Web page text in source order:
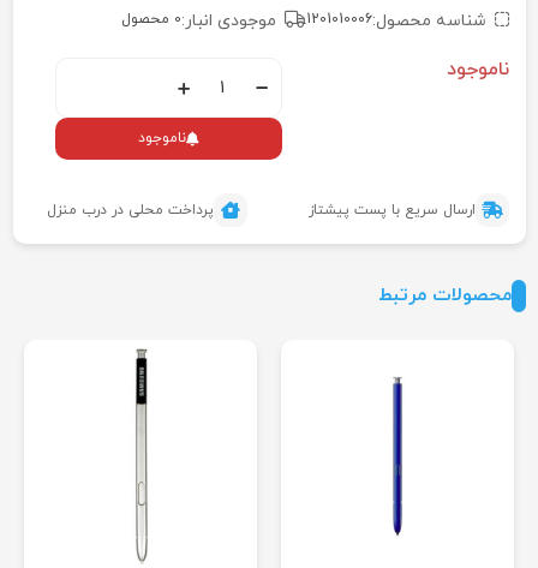
شناسه محصول:1201010006 موجودی انبار:0 محصول
ناموجود
ناموجود
ارسال سریع با پست پیشتاز پرداخت محلی در درب منزل
محصولات مرتبط